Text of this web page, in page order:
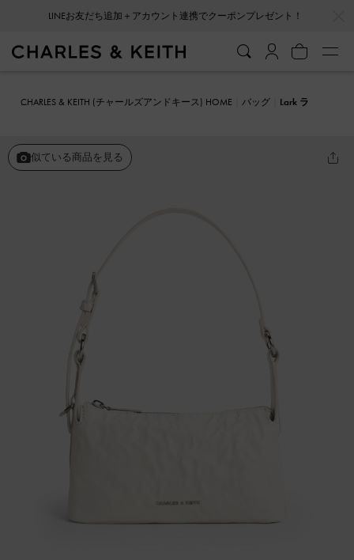
LINEお友だち追加＋アカウント連携でクーポンプレゼント！
CHARLES & KEITH (チャールズアンドキース) HOME バッグ
Lark ラ
似ている商品を見る